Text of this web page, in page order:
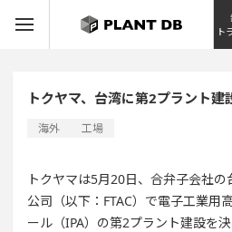
ト
トクヤマ、台湾に第2プラント建
海外 工場
トクヤマは5月20日、合弁子会社
公司（以下：FTAC）で電子工業用
ール（IPA）の第2プラント建設を決